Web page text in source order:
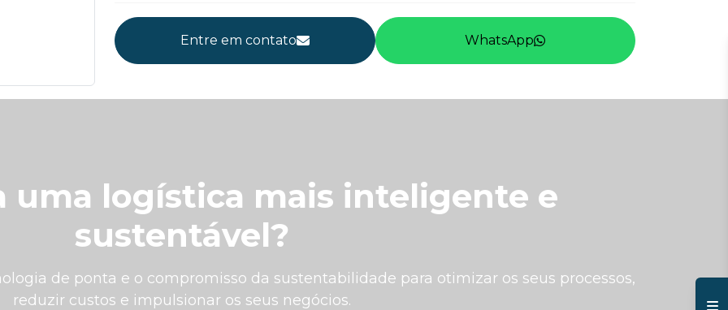
Entre em contato WhatsApp
uma logística mais inteligente e
sustentável?
de ponta e o compromisso da sustentabilidade para otimizar os seus processos,
reduzir custos e impulsionar os seus negócios.